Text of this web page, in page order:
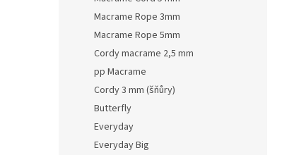
Macrame Rope 3mm
Macrame Rope 5mm
Cordy macrame 2,5 mm
pp Macrame
Cordy 3 mm (šňůry)
Butterfly
Everyday
Everyday Big